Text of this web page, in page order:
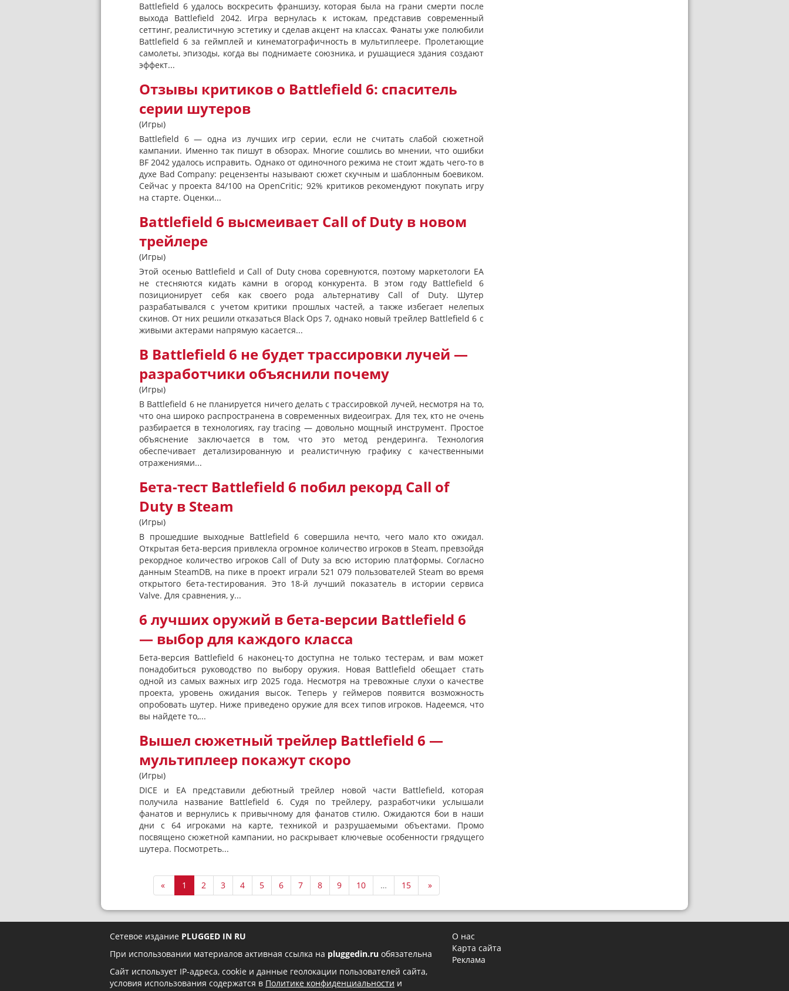
Battlefield 6 удалось воскресить франшизу, которая была на грани смерти после
выхода Battlefield 2042. Игра вернулась к истокам, представив современный
сеттинг, реалистичную эстетику и сделав акцент на классах. Фанаты уже полюбили
Battlefield 6 за геймплей и кинематографичность в мультиплеере. Пролетающие
самолеты, эпизоды, когда вы поднимаете союзника, и рушащиеся здания создают
эффект...
Отзывы критиков о Battlefield 6: спаситель
серии шутеров
(Игры)
Battlefield 6 — одна из лучших игр серии, если не считать слабой сюжетной
кампании. Именно так пишут в обзорах. Многие сошлись во мнении, что ошибки
BF 2042 удалось исправить. Однако от одиночного режима не стоит ждать чего-то в
духе Bad Company: рецензенты называют сюжет скучным и шаблонным боевиком.
Сейчас у проекта 84/100 на OpenCritic; 92% критиков рекомендуют покупать игру
на старте. Оценки...
Battlefield 6 высмеивает Call of Duty в новом
трейлере
(Игры)
Этой осенью Battlefield и Call of Duty снова соревнуются, поэтому маркетологи EA
не стесняются кидать камни в огород конкурента. В этом году Battlefield 6
позиционирует себя как своего рода альтернативу Call of Duty. Шутер
разрабатывался с учетом критики прошлых частей, а также избегает нелепых
скинов. От них решили отказаться Black Ops 7, однако новый трейлер Battlefield 6 с
живыми актерами напрямую касается...
В Battlefield 6 не будет трассировки лучей —
разработчики объяснили почему
(Игры)
В Battlefield 6 не планируется ничего делать с трассировкой лучей, несмотря на то,
что она широко распространена в современных видеоиграх. Для тех, кто не очень
разбирается в технологиях, ray tracing — довольно мощный инструмент. Простое
объяснение заключается в том, что это метод рендеринга. Технология
обеспечивает детализированную и реалистичную графику с качественными
отражениями...
Бета-тест Battlefield 6 побил рекорд Call of
Duty в Steam
(Игры)
В прошедшие выходные Battlefield 6 совершила нечто, чего мало кто ожидал.
Открытая бета-версия привлекла огромное количество игроков в Steam, превзойдя
рекордное количество игроков Call of Duty за всю историю платформы. Согласно
данным SteamDB, на пике в проект играли 521 079 пользователей Steam во время
открытого бета-тестирования. Это 18-й лучший показатель в истории сервиса
Valve. Для сравнения, у...
6 лучших оружий в бета-версии Battlefield 6
— выбор для каждого класса
Бета-версия Battlefield 6 наконец-то доступна не только тестерам, и вам может
понадобиться руководство по выбору оружия. Новая Battlefield обещает стать
одной из самых важных игр 2025 года. Несмотря на тревожные слухи о качестве
проекта, уровень ожидания высок. Теперь у геймеров появится возможность
опробовать шутер. Ниже приведено оружие для всех типов игроков. Надеемся, что
вы найдете то,...
Вышел сюжетный трейлер Battlefield 6 —
мультиплеер покажут скоро
(Игры)
DICE и EA представили дебютный трейлер новой части Battlefield, которая
получила название Battlefield 6. Судя по трейлеру, разработчики услышали
фанатов и вернулись к привычному для фанатов стилю. Ожидаются бои в наши
дни с 64 игроками на карте, техникой и разрушаемыми объектами. Промо
посвящено сюжетной кампании, но раскрывает ключевые особенности грядущего
шутера. Посмотреть...
« 1 2 3 4 5 6 7 8 9 10 … 15 »
Сетевое издание PLUGGED IN RU
При использовании материалов активная ссылка на pluggedin.ru обязательна
Сайт использует IP-адреса, cookie и данные геолокации пользователей сайта,
условия использования содержатся в Политике конфиденциальности и
О нас
Карта сайта
Реклама